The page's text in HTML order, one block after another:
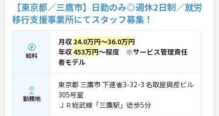
【東京都／三鷹市】日勤のみ◎週休2日制／就労
移行支援事業所にてスタッフ募集！
給料
月収 24.0万円～36.0万円
年収453万円～程度 ※サービス管理責任
者モデル
勤務地
東京都 三鷹市 下連雀3-32-3 名取屋興産ビル
305号室
ＪＲ総武線「三鷹駅」徒歩5分